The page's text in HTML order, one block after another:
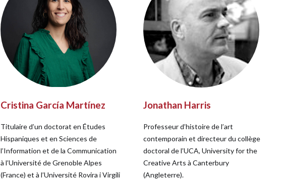
Cristina García Martínez
Titulaire d’un doctorat en Études
Hispaniques et en Sciences de
l’Information et de la Communication
à l’Université de Grenoble Alpes
(France) et à l’Université Rovira i Virgili
Jonathan Harris
Professeur d’histoire de l’art
contemporain et directeur du collège
doctoral de l’UCA, University for the
Creative Arts à Canterbury
(Angleterre).